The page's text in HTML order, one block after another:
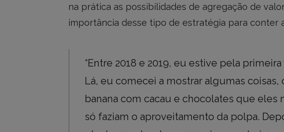
na prática as possibilidades de agregação de
importância desse tipo de estratégia para conter
“Entre 2018 e 2019, eu estive pela
Lá, eu comecei a mostrar algumas
banana com cacau e chocolates que eles
só faziam o aproveitamento da polpa.